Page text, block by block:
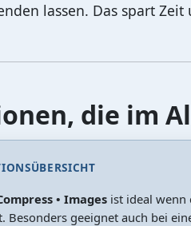
lassen. Das spart
die im
• Imagesist ideal wenn
Besonders geeignet auch bei